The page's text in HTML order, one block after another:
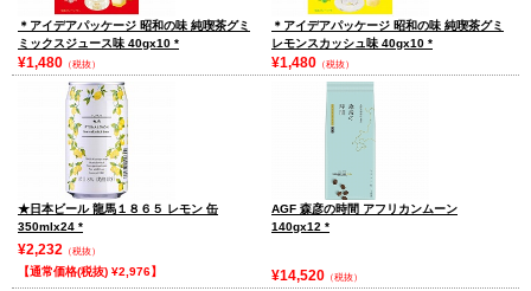
＊アイデアパッケージ 昭和の味 純喫茶グミ
ミックスジュース味 40gx10 *
¥1,480 （税抜）
＊アイデアパッケージ 昭和の味 純喫茶グミ
レモンスカッシュ味 40gx10 *
¥1,480 （税抜）
★日本ビール 龍馬１８６５ レモン 缶
350mlx24 *
¥2,232 （税抜）
【通常価格(税抜) ¥2,976】
AGF 森彦の時間 アフリカンムーン
140gx12 *
¥14,520 （税抜）